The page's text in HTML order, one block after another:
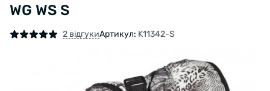
WG WS S
2 відгукиАртикул: K11342-S